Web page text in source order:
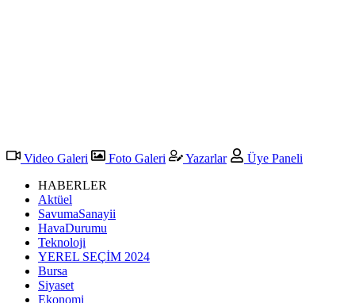
Video Galeri Foto Galeri Yazarlar
Üye Paneli
HABERLER
Aktüel
SavumaSanayii
HavaDurumu
Teknoloji
YEREL SEÇİM 2024
Bursa
Siyaset
Ekonomi